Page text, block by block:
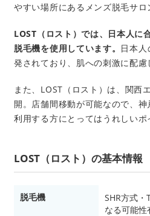
やすい場所にあるメンズ脱毛サロ
LOST（ロスト）では、日本人に
脱毛機を使用しています。 日本
発されており、肌への刺激に配慮
また、LOST（ロスト）は、関西
開。店舗間移動が可能なので、神
利用する方にとってはうれしいポ
LOST（ロスト）の基本情報
脱毛機
SHR方式・
なる可能性